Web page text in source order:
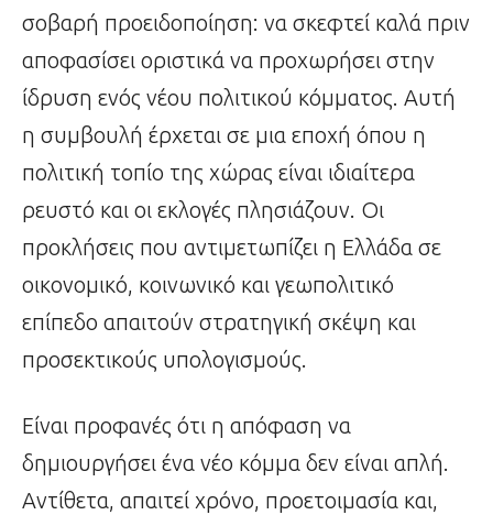
σοβαρή προειδοποίηση: να σκεφτεί καλά πριν
αποφασίσει οριστικά να προχωρήσει στην
ίδρυση ενός νέου πολιτικού κόμματος. Αυτή
η συμβουλή έρχεται σε μια εποχή όπου η
πολιτική τοπίο της χώρας είναι ιδιαίτερα
ρευστό και οι εκλογές πλησιάζουν. Οι
προκλήσεις που αντιμετωπίζει η Ελλάδα σε
οικονομικό, κοινωνικό και γεωπολιτικό
επίπεδο απαιτούν στρατηγική σκέψη και
προσεκτικούς υπολογισμούς.
Είναι προφανές ότι η απόφαση να
δημιουργήσει ένα νέο κόμμα δεν είναι απλή.
Αντίθετα, απαιτεί χρόνο, προετοιμασία και,